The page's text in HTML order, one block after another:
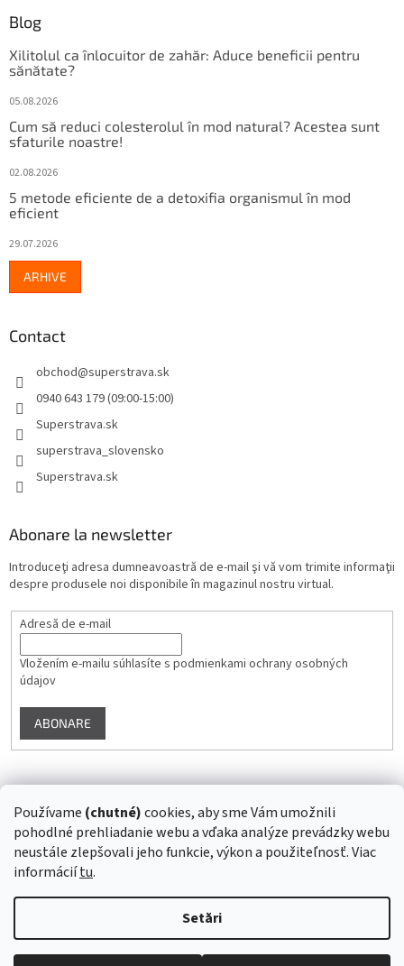
Používame (chutné)cookies, aby sme Vám umožnili
pohodlné prehliadanie webu a vďaka analýze prevádzky webu
neustále zlepšovali jeho funkcie, výkon a použiteľnosť. Viac
informáciítu.
Setări
Blog
Xilitolul ca înlocuitor de zahăr: Aduce beneficii pentru
sănătate?
05.08.2026
Cum să reduci colesterolul în mod natural? Acestea sunt
sfaturile noastre!
02.08.2026
5 metode eficiente de a detoxifia organismul în mod
eficient
29.07.2026
ARHIVE
Contact
obchod@superstrava.sk
0940 643 179 (09:00-15:00)
Superstrava.sk
superstrava_slovensko
Superstrava.sk
Abonare la newsletter
Introduceţi adresa dumneavoastră de e-mail şi vă vom trimite informaţii
despre produsele noi disponibile în magazinul nostru virtual.
Adresă de e-mail
Vložením e-mailu súhlasíte s podmienkami ochrany osobných
údajov
ABONARE
Urmărire pe Instagram
Drepturi de autor 2026Superstrava.sk - staráme sa o Vaše